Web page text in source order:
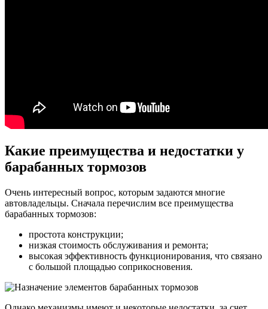
Какие преимущества и недостатки у
барабанных тормозов
Очень интересный вопрос, которым задаются многие
автовладельцы. Сначала перечислим все преимущества
барабанных тормозов:
простота конструкции;
низкая стоимость обслуживания и ремонта;
высокая эффективность функционирования, что связано
с большой площадью соприкосновения.